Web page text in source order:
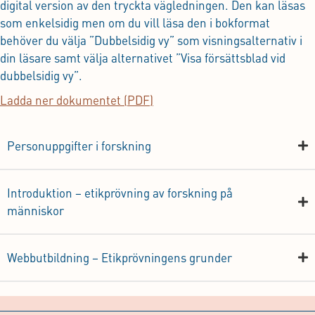
digital version av den tryckta vägledningen. Den kan läsas
som enkelsidig men om du vill läsa den i bokformat
behöver du välja ”Dubbelsidig vy” som visningsalternativ i
din läsare samt välja alternativet ”Visa försättsblad vid
dubbelsidig vy”.
Ladda ner dokumentet (PDF)
Personuppgifter i forskning
Introduktion – etikprövning av forskning på
människor
Webbutbildning – Etikprövningens grunder